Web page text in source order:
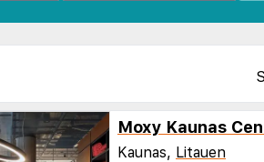
Moxy Kaunas
Kaunas, Litauen